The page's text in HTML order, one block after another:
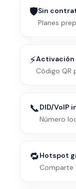
🛡️Sin
Planes
⚡
Código QR
📞DID/VoIP
Número
🔁Hotspot
Comparte